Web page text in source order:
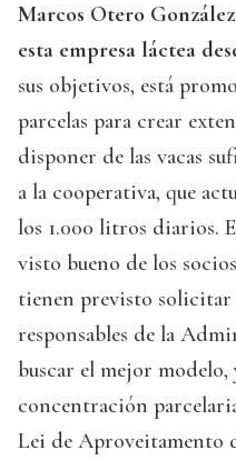
Marcos Otero
esta empresa láctea
sus objetivos, está
parcelas para crear
disponer de las vacas
a la cooperativa, que
los 1.000 litros diarios.
visto bueno de los
tienen previsto
responsables de la
buscar el mejor modelo,
concentración
Lei de Aproveitamento